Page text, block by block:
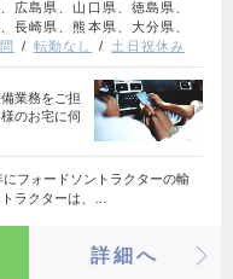
広島県、山口県、徳島県、
長崎県、熊本県、大分県、
転勤なし 土日祝休み
業務をご担
のお宅に伺
フォードソントラクターの輸
ラクターは、…
詳細へ